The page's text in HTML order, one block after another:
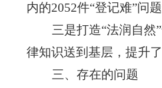
内的2052件“登记难”问
三是打造“法润自然
律知识送到基层，提升
三、存在的问题